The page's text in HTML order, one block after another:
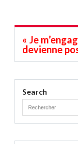
« Je
devienne
Search